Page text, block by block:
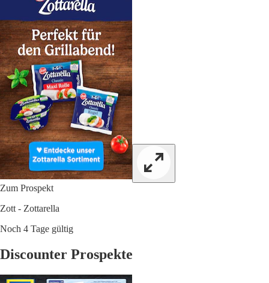
Zum Prospekt
Zott - Zottarella
Noch 4 Tage gültig
Discounter Prospekte